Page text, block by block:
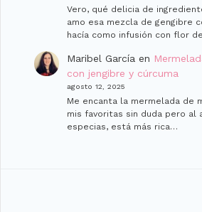
Vero, qué delicia de
amo esa mezcla de gengibre
hacía como infusión con flor
Maribel García en
con jengibre y cúrcuma
agosto 12, 2025
Me encanta la mermelada de
mis favoritas sin duda pero al
especias, está más rica…